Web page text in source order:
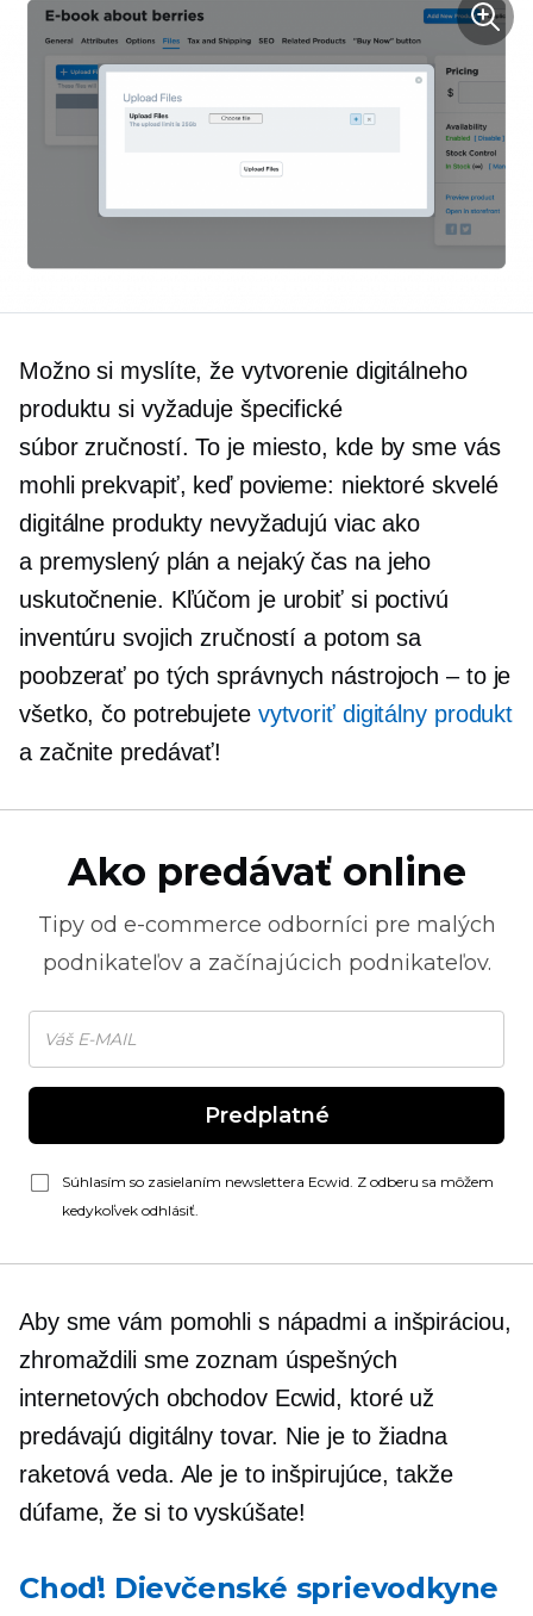
Možno si myslíte, že vytvorenie digitálneho
produktu si vyžaduje špecifické
súbor zručností. To je miesto, kde by sme vás
mohli prekvapiť, keď povieme: niektoré skvelé
digitálne produkty nevyžadujú viac ako
a premyslenýplán a nejaký čas na jeho
uskutočnenie. Kľúčom je urobiť si poctivú
inventúru svojich zručností a potom sa
poobzerať po tých správnych nástrojoch – to je
všetko, čo potrebujete vytvoriť digitálny produkt
a začnite predávať!
Ako predávať online
Tipy od e-commerce odborníci pre malých
podnikateľov a začínajúcich podnikateľov.
Predplatné
Súhlasím so zasielaním newslettera Ecwid. Z odberu sa môžem
kedykoľvek odhlásiť.
Aby sme vám pomohli s nápadmi a inšpiráciou,
zhromaždili sme zoznam úspešných
internetových obchodov Ecwid, ktoré už
predávajú digitálny tovar. Nie je to žiadna
raketová veda. Ale je to inšpirujúce, takže
dúfame, že si to vyskúšate!
Choď! Dievčenské sprievodkyne